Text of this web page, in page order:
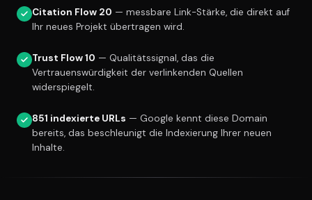
Citation Flow 20 — messbare Link-Stärke, die direkt auf
Ihr neues Projekt übertragen wird.
Trust Flow 10 — Qualitätssignal, das die
Vertrauenswürdigkeit der verlinkenden Quellen
widerspiegelt.
851 indexierte URLs — Google kennt diese Domain
bereits, das beschleunigt die Indexierung Ihrer neuen
Inhalte.